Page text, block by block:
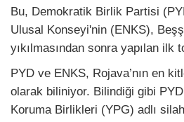
Bu, Demokratik Birlik Partisi
Ulusal Konseyi'nin (ENKS),
yıkılmasından sonra yapılan ilk
PYD ve ENKS, Rojava’nın en
olarak biliniyor. Bilindiği gibi
Koruma Birlikleri (YPG) adlı